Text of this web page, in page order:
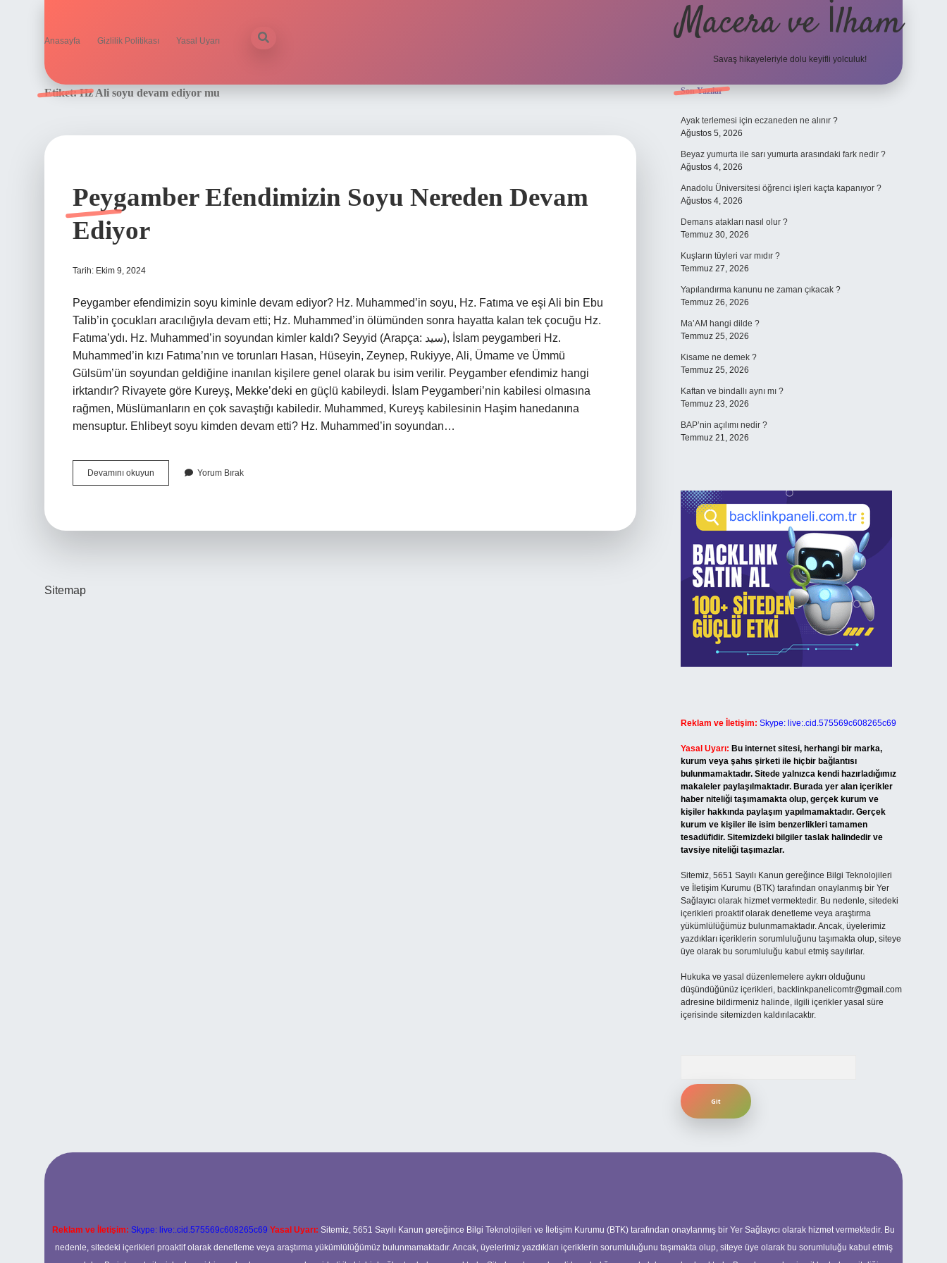
Anasayfa Gizlilik Politikası Yasal Uyarı Macera ve İlham
Savaş hikayeleriyle dolu keyifli yolculuk!
Etiket:Hz Ali soyu devam ediyor mu
Peygamber Efendimizin Soyu Nereden Devam
Ediyor
Tarih: Ekim 9, 2024
Peygamber efendimizin soyu kiminle devam ediyor? Hz. Muhammed’in soyu, Hz. Fatıma ve eşi Ali bin Ebu
Talib’in çocukları aracılığıyla devam etti; Hz. Muhammed’in ölümünden sonra hayatta kalan tek çocuğu Hz.
Fatıma’ydı. Hz. Muhammed’in soyundan kimler kaldı? Seyyid (Arapça: سيد), İslam peygamberi Hz.
Muhammed’in kızı Fatıma’nın ve torunları Hasan, Hüseyin, Zeynep, Rukiyye, Ali, Ümame ve Ümmü
Gülsüm’ün soyundan geldiğine inanılan kişilere genel olarak bu isim verilir. Peygamber efendimiz hangi
irktandır? Rivayete göre Kureyş, Mekke’deki en güçlü kabileydi. İslam Peygamberi’nin kabilesi olmasına
rağmen, Müslümanların en çok savaştığı kabiledir. Muhammed, Kureyş kabilesinin Haşim hanedanına
mensuptur. Ehlibeyt soyu kimden devam etti? Hz. Muhammed’in soyundan…
Devamını okuyun Peygamber
Efendimizin
Yorum Bırak
Sitemap
Sidebar
Son Yazılar
Ayak terlemesi için eczaneden ne alınır ?
Ağustos 5, 2026
Beyaz yumurta ile sarı yumurta arasındaki fark nedir ?
Ağustos 4, 2026
Anadolu Üniversitesi öğrenci işleri kaçta kapanıyor ?
Ağustos 4, 2026
Demans atakları nasıl olur ?
Temmuz 30, 2026
Kuşların tüyleri var mıdır ?
Temmuz 27, 2026
Yapılandırma kanunu ne zaman çıkacak ?
Temmuz 26, 2026
Ma’AM hangi dilde ?
Temmuz 25, 2026
Kisame ne demek ?
Temmuz 25, 2026
Kaftan ve bindallı aynı mı ?
Temmuz 23, 2026
BAP’nin açılımı nedir ?
Temmuz 21, 2026
Reklam ve İletişim: Skype: live:.cid.575569c608265c69
Yasal Uyarı: Bu internet sitesi, herhangi bir marka,
kurum veya şahıs şirketi ile hiçbir bağlantısı
bulunmamaktadır. Sitede yalnızca kendi hazırladığımız
makaleler paylaşılmaktadır. Burada yer alan içerikler
haber niteliği taşımamakta olup, gerçek kurum ve
kişiler hakkında paylaşım yapılmamaktadır. Gerçek
kurum ve kişiler ile isim benzerlikleri tamamen
tesadüfidir. Sitemizdeki bilgiler taslak halindedir ve
tavsiye niteliği taşımazlar.
Sitemiz, 5651 Sayılı Kanun gereğince Bilgi Teknolojileri
ve İletişim Kurumu (BTK) tarafından onaylanmış bir Yer
Sağlayıcı olarak hizmet vermektedir. Bu nedenle, sitedeki
içerikleri proaktif olarak denetleme veya araştırma
yükümlülüğümüz bulunmamaktadır. Ancak, üyelerimiz
yazdıkları içeriklerin sorumluluğunu taşımakta olup, siteye
üye olarak bu sorumluluğu kabul etmiş sayılırlar.
Hukuka ve yasal düzenlemelere aykırı olduğunu
düşündüğünüz içerikleri, backlinkpanelicomtr@gmail.com
adresine bildirmeniz halinde, ilgili içerikler yasal süre
içerisinde sitemizden kaldırılacaktır.
Reklam ve İletişim: Skype: live:.cid.575569c608265c69 Yasal Uyarı: Sitemiz, 5651 Sayılı Kanun gereğince Bilgi Teknolojileri ve İletişim Kurumu (BTK) tarafından onaylanmış bir Yer Sağlayıcı olarak hizmet vermektedir. Bu
nedenle, sitedeki içerikleri proaktif olarak denetleme veya araştırma yükümlülüğümüz bulunmamaktadır. Ancak, üyelerimiz yazdıkları içeriklerin sorumluluğunu taşımakta olup, siteye üye olarak bu sorumluluğu kabul etmiş